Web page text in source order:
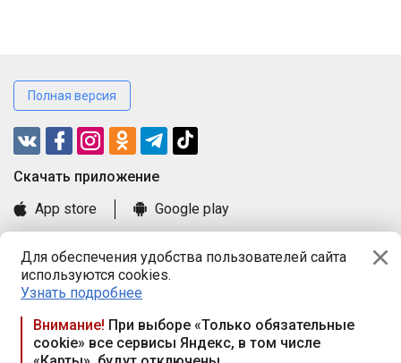
Для обеспечения удобства пользователей сайта
используются cookies.
Узнать подробнее
Внимание! При выборе «Только обязательные
cookie» все сервисы Яндекс, в том числе
Полная версия
Cкачать приложение
App store
Google play
Книга замечаний и предложений
Правила и документы
Praca.by © 2000—2026, ООО «ПРАЦА БАЙ»
Республика Беларусь, 220114, г. Минск, пр-т Независимости
117а, пом. № 9.